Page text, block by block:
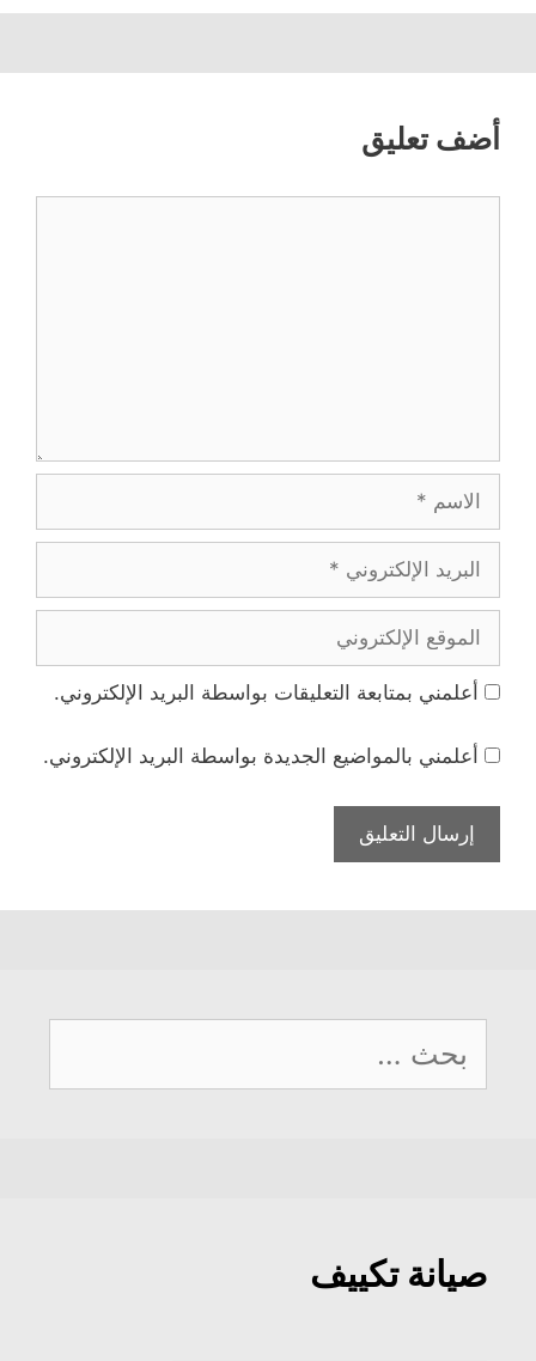
أضف تعليق
الإلكتروني
الإلكتروني
أعلمني بمتابعة التعليقات بواسطة البريد الإلكتروني.
أعلمني بالمواضيع الجديدة بواسطة البريد الإلكتروني.
عن:
صيانة تكييف